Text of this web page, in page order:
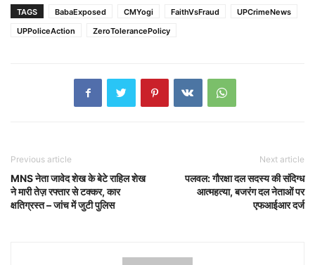
TAGS BabaExposed CMYogi FaithVsFraud
UPCrimeNews
UPPoliceAction
ZeroTolerancePolicy
Previous article
MNS नेता जावेद शेख के बेटे राहिल शेख
ने मारी तेज़ रफ्तार से टक्कर, कार
क्षतिग्रस्त – जांच में जुटी पुलिस
Next article
पलवल: गौरक्षा दल सदस्य की संदिग्ध
आत्महत्या, बजरंग दल नेताओं पर
एफआईआर दर्ज